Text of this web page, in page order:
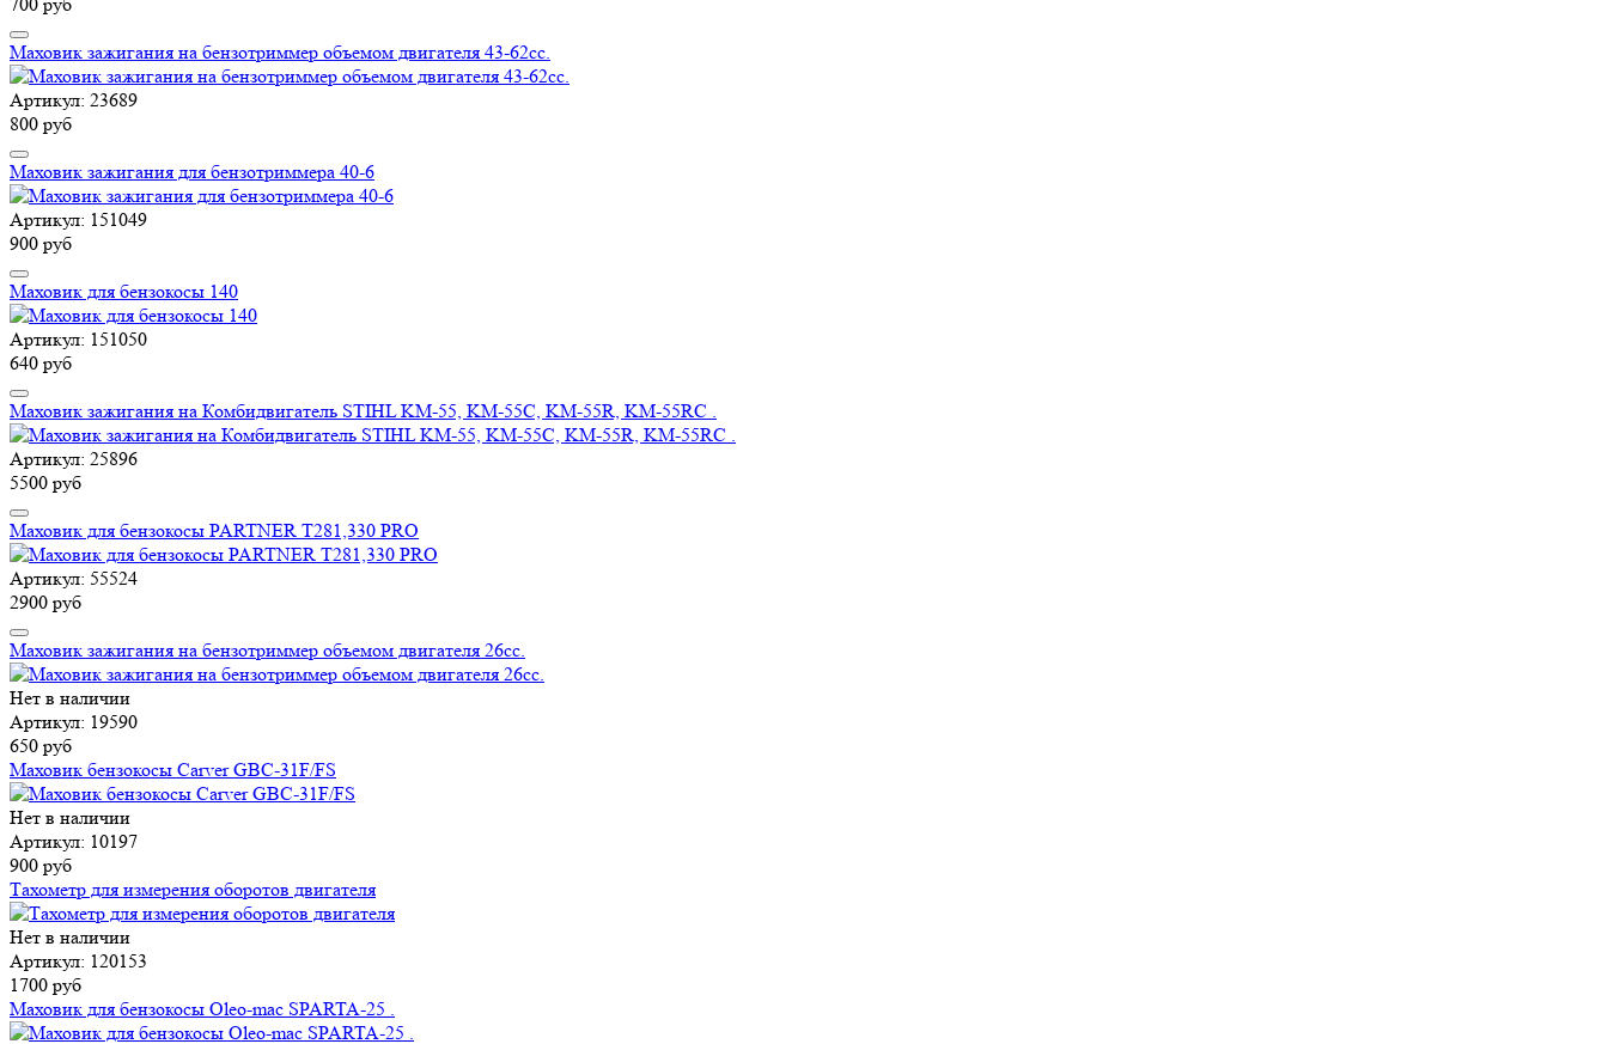
700 руб
Маховик зажигания на бензотриммер объемом двигателя 43-62сс.
Артикул: 23689
800 руб
Маховик зажигания для бензотриммера 40-6
Артикул: 151049
900 руб
Маховик для бензокосы 140
Артикул: 151050
640 руб
Маховик зажигания на Комбидвигатель STIHL KM-55, KM-55C, KM-55R, KM-55RC .
Артикул: 25896
5500 руб
Маховик для бензокосы PARTNER Т281,330 PRO
Артикул: 55524
2900 руб
Маховик зажигания на бензотриммер объемом двигателя 26сс.
Нет в наличии
Артикул: 19590
650 руб
Маховик бензокосы Carver GBC-31F/FS
Нет в наличии
Артикул: 10197
900 руб
Тахометр для измерения оборотов двигателя
Нет в наличии
Артикул: 120153
1700 руб
Маховик для бензокосы Oleo-mac SPARTA-25 .